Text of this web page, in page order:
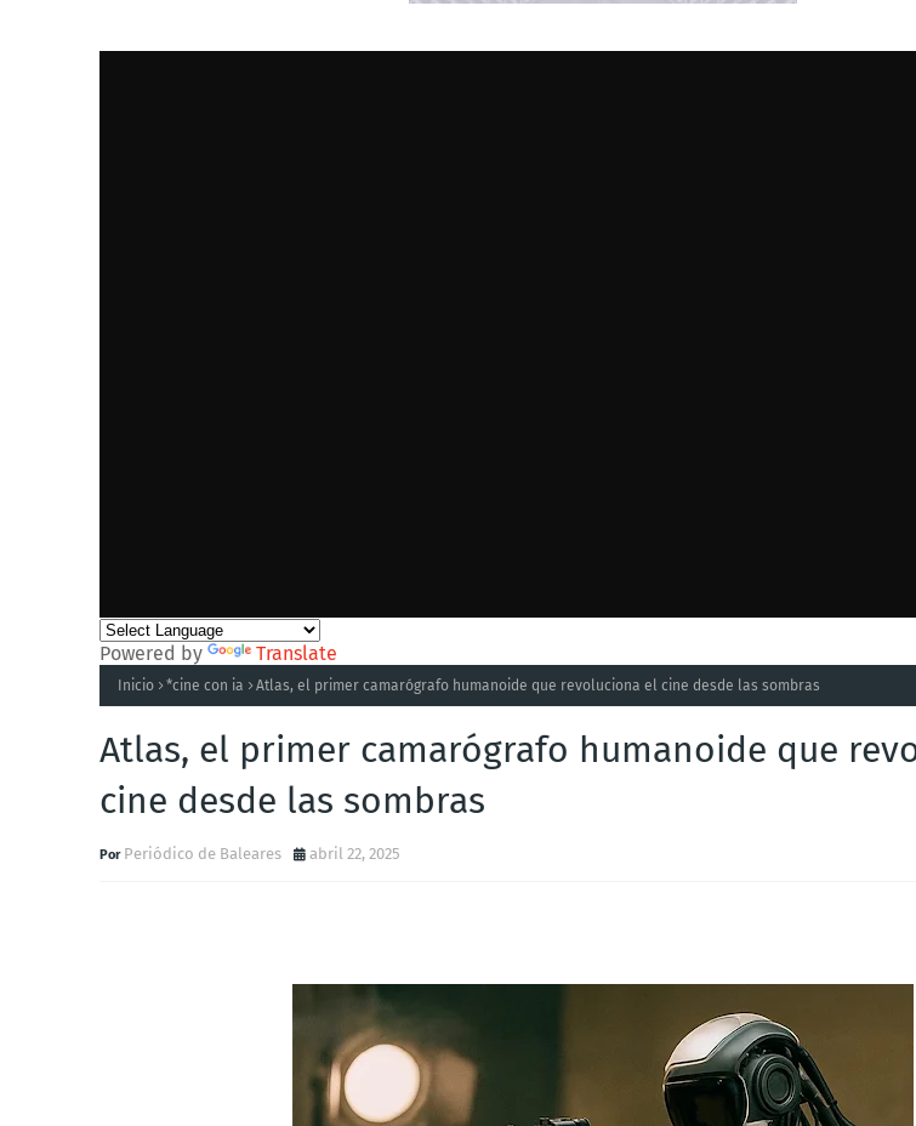
Powered by Translate
Inicio *cine con ia Atlas, el primer camarógrafo humanoide que revoluciona el cine desde las sombras
Atlas, el primer camarógrafo humanoide que
cine desde las sombras
Periódico de Baleares abril 22, 2025